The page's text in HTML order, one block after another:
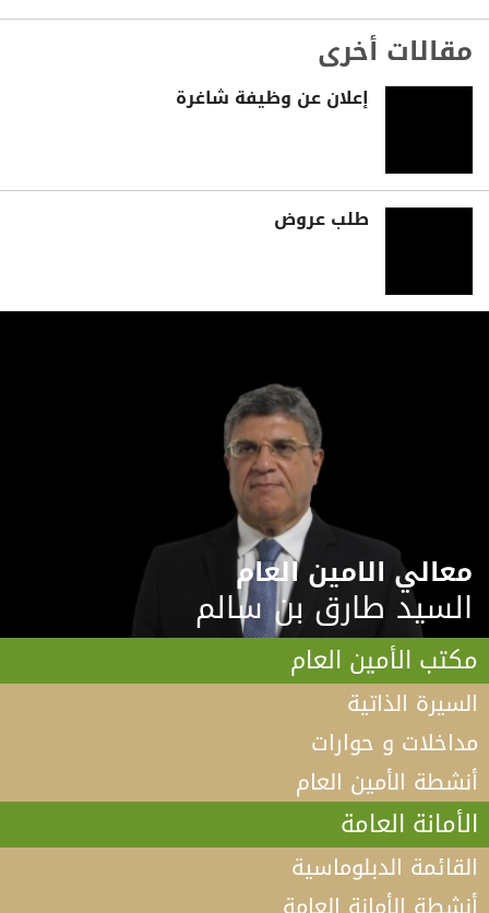
مقالات أخرى
إعلان عن وظيفة شاغرة
طلب عروض
معالي الامين العام
السيد طارق بن سالم
مكتب الأمين العام
السيرة الذاتية
مداخلات و حوارات
أنشطة الأمين العام
الأمانة العامة
القائمة الدبلوماسية